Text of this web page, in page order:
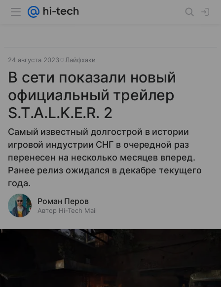
24 августа 2023 Лайфхаки
В сети показали новый
официальный трейлер
S.T.A.L.K.E.R. 2
Самый известный долгострой в истории
игровой индустрии СНГ в очередной раз
перенесен на несколько месяцев вперед.
Ранее релиз ожидался в декабре текущего
года.
Роман Перов
Автор Hi-Tech Mail